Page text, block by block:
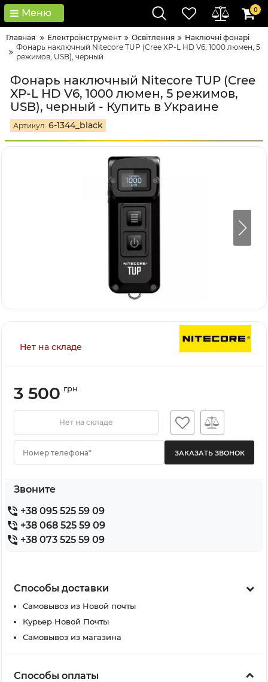
Меню 0
Главная Електроінструмент Освітлення
Наключні фонарі
Фонарь наключный Nitecore TUP (Cree XP-L HD V6, 1000 люмен, 5
режимов, USB), черный
Фонарь наключный Nitecore TUP (Cree
XP-L HD V6, 1000 люмен, 5 режимов,
USB), черный - Купить в Украине
Артикул: 6-1344_black
Нет на складе
3 500 грн
Нет на складе
Номер телефона*
Звоните
+38 095 525 59 09
+38 068 525 59 09
+38 073 525 59 09
Способы доставки
Самовывоз из Новой почты
Курьер Новой Почты
Самовывоз из магазина
Способы оплаты